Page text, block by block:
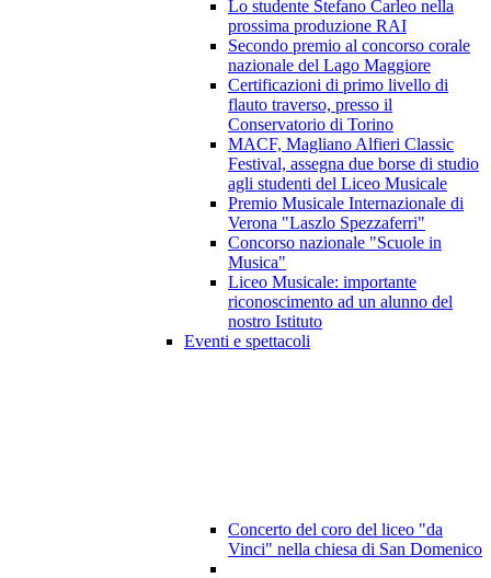
Lo studente Stefano Carleo nella
prossima produzione RAI
Secondo premio al concorso corale
nazionale del Lago Maggiore
Certificazioni di primo livello di
flauto traverso, presso il
Conservatorio di Torino
MACF, Magliano Alfieri Classic
Festival, assegna due borse di studio
agli studenti del Liceo Musicale
Premio Musicale Internazionale di
Verona "Laszlo Spezzaferri"
Concorso nazionale "Scuole in
Musica"
Liceo Musicale: importante
riconoscimento ad un alunno del
nostro Istituto
Eventi e spettacoli
Concerto del coro del liceo "da
Vinci" nella chiesa di San Domenico